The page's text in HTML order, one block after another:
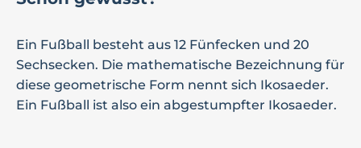
Ein Fußball besteht aus 12 Fünfecken und 20
Sechsecken. Die mathematische Bezeichnung für
diese geometrische Form nennt sich Ikosaeder.
Ein Fußball ist also ein abgestumpfter Ikosaeder.